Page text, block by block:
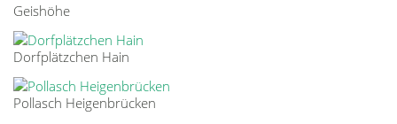
Geishöhe
Dorfplätzchen Hain
Pollasch Heigenbrücken